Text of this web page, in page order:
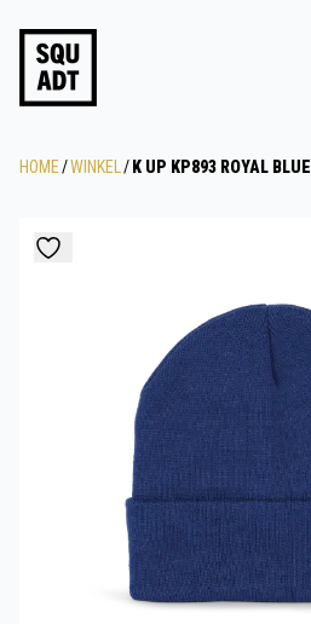
HOME/WINKEL / K UP KP893 ROYAL BLUE